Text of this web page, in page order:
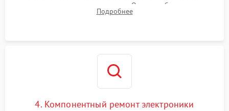
трехосевого подвеса камеры. Очистка объектива,
восстановление механизма фокусировки. Установка новых
Подробнее
4. Компонентный ремонт электроники